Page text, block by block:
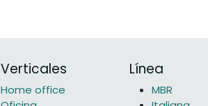
Verticales
Home office
Línea
MBR